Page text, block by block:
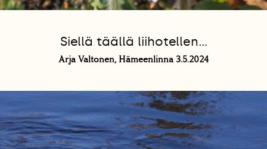
Siellä täällä liihotellen...
Arja Valtonen, Hämeenlinna 3.5.2024